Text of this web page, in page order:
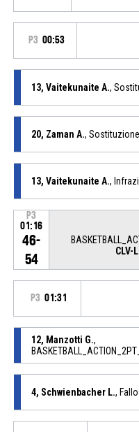
P3 00:53
13, Vaitekunaite A.,
20, Zaman A.,
13, Vaitekunaite A.,
P3
01:16
46-
54
CLV-
P3 01:31
12, Manzotti G.,
4, Schwienbacher L.,